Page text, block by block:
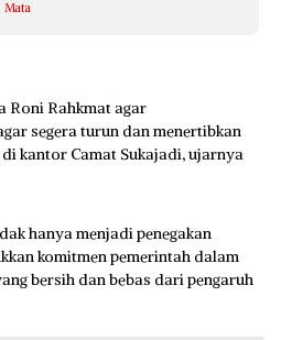
Mata
Roni Rahkmat agar
segera turun dan menertibkan
kantor Camat Sukajadi, ujarnya
hanya menjadi penegakan
komitmen pemerintah dalam
bersih dan bebas dari pengaruh